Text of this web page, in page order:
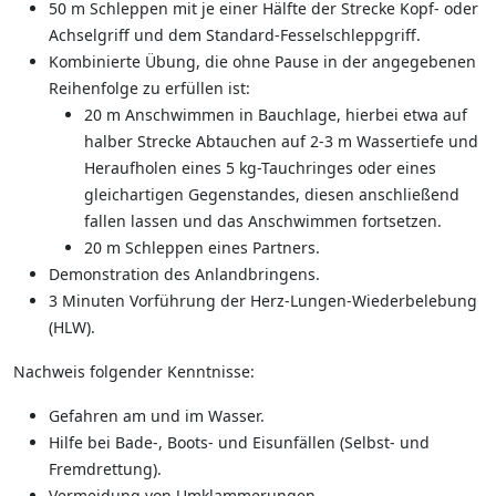
50 m Schleppen mit je einer Hälfte der Strecke Kopf- oder
Achselgriff und dem Standard-Fesselschleppgriff.
Kombinierte Übung, die ohne Pause in der angegebenen
Reihenfolge zu erfüllen ist:
20 m Anschwimmen in Bauchlage, hierbei etwa auf
halber Strecke Abtauchen auf 2-3 m Wassertiefe und
Heraufholen eines 5 kg-Tauchringes oder eines
gleichartigen Gegenstandes, diesen anschließend
fallen lassen und das Anschwimmen fortsetzen.
20 m Schleppen eines Partners.
Demonstration des Anlandbringens.
3 Minuten Vorführung der Herz-Lungen-Wiederbelebung
(HLW).
Nachweis folgender Kenntnisse:
Gefahren am und im Wasser.
Hilfe bei Bade-, Boots- und Eisunfällen (Selbst- und
Fremdrettung).